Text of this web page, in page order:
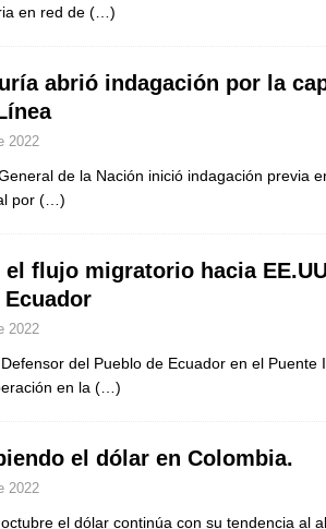
en red de (…)
abrió indagación por la
2022
de la Nación inició indagación previa
por (…)
el flujo migratorio hacia
2022
del Pueblo de Ecuador en el
en la (…)
el dólar en Colombia.
2022
el dólar continúa con su tendencia al